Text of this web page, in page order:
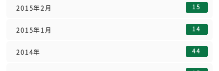
2015年2月 15
2015年1月 14
2014年 44